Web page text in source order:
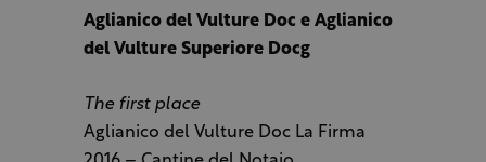
Aglianico del Vulture Doc e Aglianico
del Vulture Superiore Docg
The first place
Aglianico del Vulture Doc La Firma